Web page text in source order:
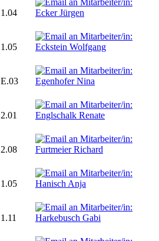
1.04
1.05
E.03
2.01
2.08
1.05
1.11